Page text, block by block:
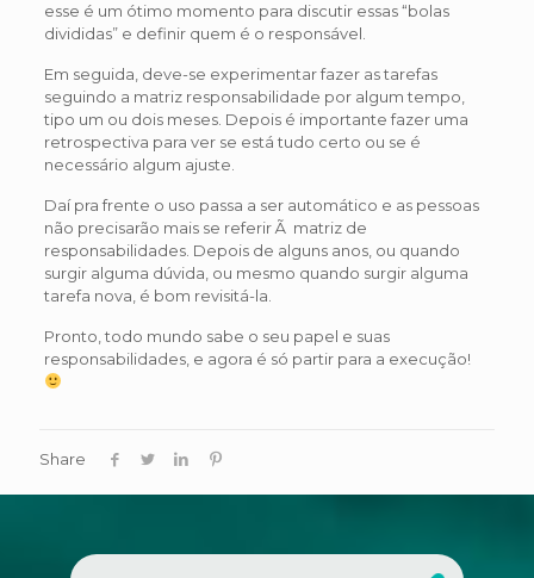
esse é um ótimo momento para discutir essas “bolas
divididas” e definir quem é o responsável.
Em seguida, deve-se experimentar fazer as tarefas
seguindo a matriz responsabilidade por algum tempo,
tipo um ou dois meses. Depois é importante fazer uma
retrospectiva para ver se está tudo certo ou se é
necessário algum ajuste.
Daí pra frente o uso passa a ser automático e as pessoas
não precisarão mais se referir Ã matriz de
responsabilidades. Depois de alguns anos, ou quando
surgir alguma dúvida, ou mesmo quando surgir alguma
tarefa nova, é bom revisitá-la.
Pronto, todo mundo sabe o seu papel e suas
responsabilidades, e agora é só partir para a execução!
Share